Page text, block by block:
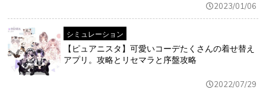
2023/01/06
シミュレーション
【ピュアニスタ】可愛いコーデたくさんの着せ替え
アプリ。攻略とリセマラと序盤攻略
2022/07/29